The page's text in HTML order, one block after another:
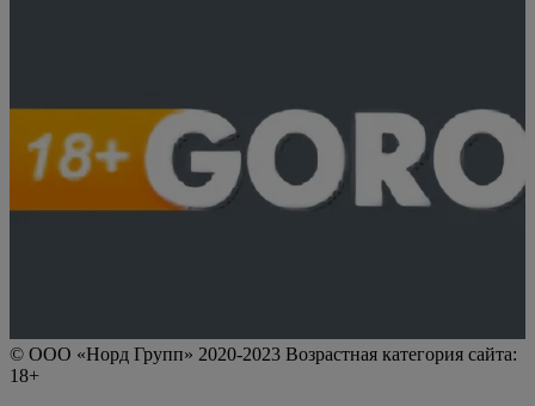
© ООО «Норд Групп» 2020-2023 Возрастная категория сайта:
18+